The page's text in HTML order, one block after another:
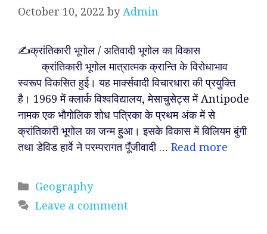
October 10, 2022 byAdmin
✍️क्रांतिकारी भूगोल / अतिवादी भूगोल का विकास
क्रांतिकारी भूगोल मात्रात्मक क्रान्ति के विरोधाभाव
स्वरूप विकसित हुई। यह मार्क्सवादी विचारधारा की प्रयुक्ति
है। 1969 में क्लार्क विश्वविद्यालय, मेसाचुसेट्स में Antipode
नामक एक भौगोलिक शोध पत्रिका के प्रथम अंक में से
क्रांतिकारी भूगोल का जन्म हुआ। इसके विकास में विलियम बुंगी
तथा डेविड हार्वे ने परम्परागत पूँजीवादी … Read more
Categories
Geography
Leave a comment